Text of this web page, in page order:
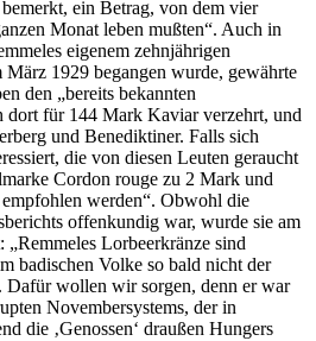
ein Betrag, von dem vier
Monat leben mußten“. Auch in
eigenem zehnjährigen
1929 begangen wurde, gewährte
den „bereits bekannten
dort für 144 Mark Kaviar verzehrt, und
und Benediktiner. Falls sich
die von diesen Leuten geraucht
Cordon rouge zu 2 Mark und
werden“. Obwohl die
offenkundig war, wurde sie am
„Remmeles Lorbeerkränze sind
badischen Volke so bald nicht der
Dafür wollen wir sorgen, denn er war
Novembersystems, der in
die ‚Genossen‘ draußen Hungers